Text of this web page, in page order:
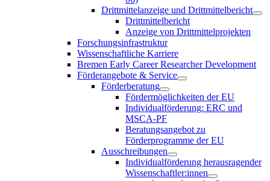
Drittmittelanzeige und Drittmittelbericht
Drittmittelbericht
Anzeige von Drittmittelprojekten
Forschungsinfrastruktur
Wissenschaftliche Karriere
Bremen Early Career Researcher Development
Förderangebote & Service
Förderberatung
Fördermöglichkeiten der EU
Individualförderung: ERC und
MSCA-PF
Beratungsangebot zu
Förderprogramme der EU
Ausschreibungen
Individualförderung herausragender
Wissenschaftler:innen